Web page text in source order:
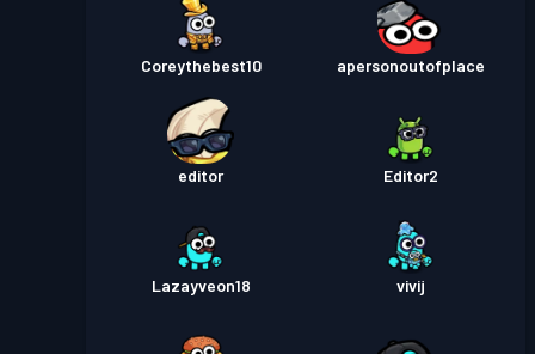
Coreythebest10 apersonoutofplace
editor Editor2
Lazayveon18 vivij